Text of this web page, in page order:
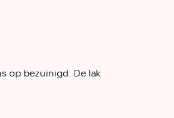
op bezuinigd. De lak